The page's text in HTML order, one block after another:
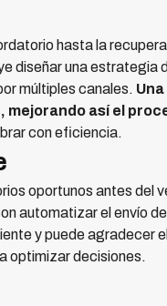
hasta la
diseñar una estrategia
múltiples canales.
así el
con eficiencia.
oportunos antes del
automatizar el envío
y puede agradecer
optimizar decisiones.